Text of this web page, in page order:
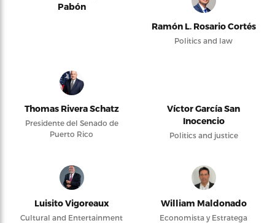
Pabón
Ramón L. Rosario Cortés
Politics and law
Thomas Rivera Schatz
Presidente del Senado de
Puerto Rico
Víctor García San
Inocencio
Politics and justice
Luisito Vigoreaux
Cultural and Entertainment
William Maldonado
Economista y Estratega